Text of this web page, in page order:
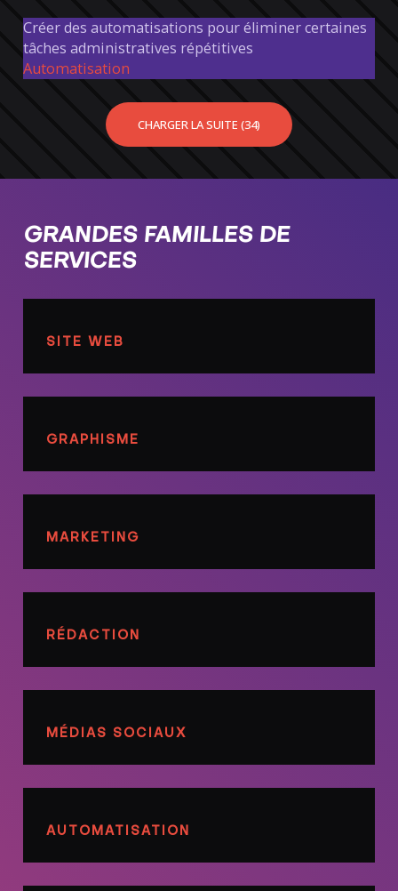
Créer des automatisations pour éliminer certaines
tâches administratives répétitives
Automatisation
CHARGER LA SUITE (34)
GRANDES FAMILLES DE
SERVICES
SITE WEB
GRAPHISME
MARKETING
RÉDACTION
MÉDIAS SOCIAUX
AUTOMATISATION